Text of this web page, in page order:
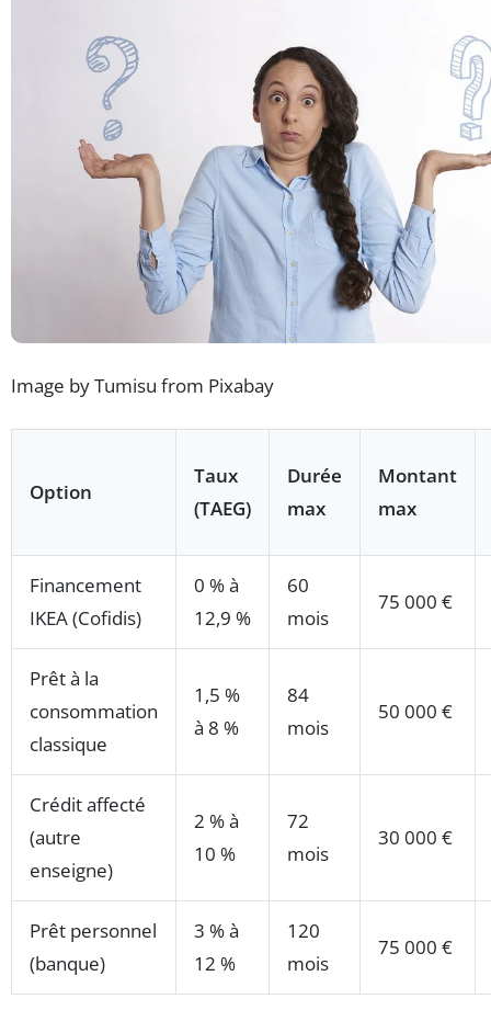
Image by Tumisu from Pixabay
Option
Taux
(TAEG)
Durée
max
Montant
max
Financement
IKEA (Cofidis)
0 % à
12,9 %
60
mois
75 000 €
Prêt à la
consommation
classique
1,5 %
à 8 %
84
mois
50 000 €
Crédit affecté
(autre
enseigne)
2 % à
10 %
72
mois
30 000 €
Prêt personnel
(banque)
3 % à
12 %
120
mois
75 000 €